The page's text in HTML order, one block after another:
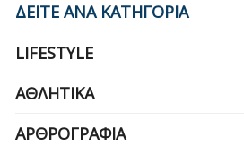
ΔΕΙΤΕ ΑΝΑ ΚΑΤΗΓΟΡΙΑ
LIFESTYLE
ΑΘΛΗΤΙΚΆ
ΑΡΘΡΟΓΡΑΦΊΑ